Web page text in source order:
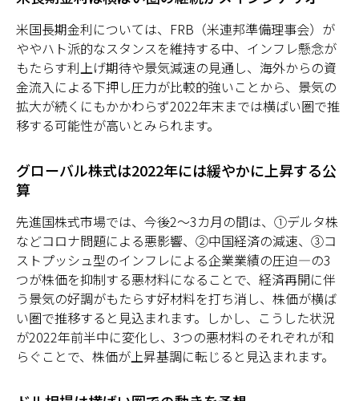
米国長期金利については、FRB（米連邦準備理事会）が
ややハト派的なスタンスを維持する中、インフレ懸念が
もたらす利上げ期待や景気減速の見通し、海外からの資
金流入による下押し圧力が比較的強いことから、景気の
拡大が続くにもかかわらず2022年末までは横ばい圏で推
移する可能性が高いとみられます。
グローバル株式は2022年には緩やかに上昇する公
算
先進国株式市場では、今後2～3カ月の間は、①デルタ株
などコロナ問題による悪影響、➁中国経済の減速、➂コ
ストプッシュ型のインフレによる企業業績の圧迫―の3
つが株価を抑制する悪材料になることで、経済再開に伴
う景気の好調がもたらす好材料を打ち消し、株価が横ば
い圏で推移すると見込まれます。しかし、こうした状況
が2022年前半中に変化し、3つの悪材料のそれぞれが和
らぐことで、株価が上昇基調に転じると見込まれます。